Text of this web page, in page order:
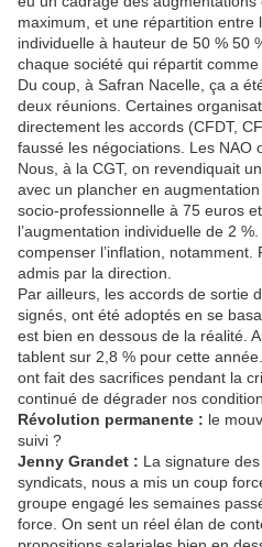
maximum, et une répartition
individuelle à hauteur de 50 % 50
chaque société qui répartit comme
Du coup, à Safran Nacelle, ça a
deux réunions. Certaines
directement les accords (CFDT,
faussé les négociations. Les NAO
Nous, à la CGT, on revendiquait
avec un plancher en
socio-professionnelle à 75 euros
l’augmentation individuelle de 2
compenser l’inflation, notamment.
admis par la direction.
Par ailleurs, les accords de sortie
signés, ont été adoptés en se
est bien en dessous de la réalité.
tablent sur 2,8 % pour cette
ont fait des sacrifices pendant la
continué de dégrader nos
Révolution permanente : le
suivi ?
Jenny Grandet : La signature
syndicats, nous a mis un coup
groupe engagé les semaines
force. On sent un réel élan de